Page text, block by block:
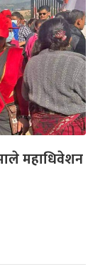
महाधिवेशन